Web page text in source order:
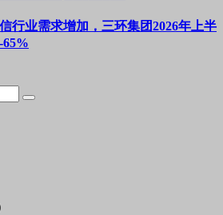
行业需求增加，三环集团2026年上半
65%